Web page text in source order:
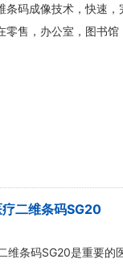
条码成像技术，快速
售，办公室，图书馆
二维条码SG20
条码SG20是重要的